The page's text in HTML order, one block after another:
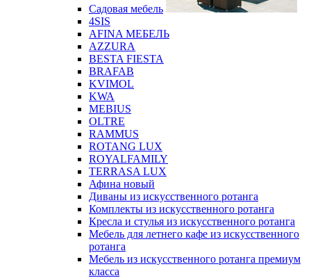
Садовая мебель
4SIS
AFINA МЕБЕЛЬ
AZZURA
BESTA FIESTA
BRAFAB
KVIMOL
KWA
MEBIUS
OLTRE
RAMMUS
ROTANG LUX
ROYALFAMILY
TERRASA LUX
Афина новый
Диваны из искусственного ротанга
Комплекты из искусственного ротанга
Кресла и стулья из искусственного ротанга
Мебель для летнего кафе из искусственного
ротанга
Мебель из искусственного ротанга премиум
класса